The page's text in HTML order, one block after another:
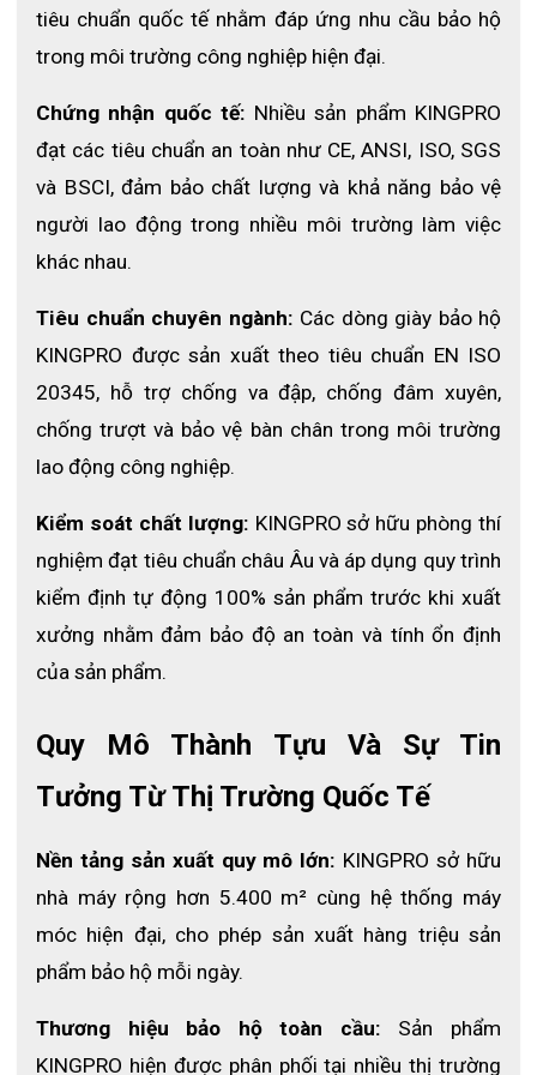
Kháng lực thông khí: 100 Pa
Chất liệu mũ chụp: Vải thoáng khí, tạo sự thoải mái tối đa
Thời gian làm việc: Trên 6 giờ liên tục
Tái sử dụng: Lên tới 300 lần
Thông số kỹ thuật
Ưu Điểm Nổi Bật Của KING PRO
DustMaster KPD-001
Hệ thống lọc hiệu quả cao:
Thiết kế thông minh:Gọn nhẹ, mềm mại, tạo cảm giác dễ
chịu khi đeo lâu dài.
Bảo vệ toàn diện:Kín khít, bảo vệ đường hô hấp và vùng
Dễ dàng điều chỉnh: Phù hợp với nhiều kích thước khuôn
mặt, tăng hiệu quả bảo hộ.
Công nghệ cấp khí thông minh:Giúp duy trì lưu lượng
không khí sạch ổn định, giảm cảm giác bí bách khi làm việc.
Mặt nạ phòng độc KING PRO DustMaster PAPR KPD-001 được
sử dụng rộng rãi trong các ngành:
tiêu chuẩn quốc tế nhằm đáp ứng nhu cầu bảo hộ
trong môi trường công nghiệp hiện đại.
Chứng nhận quốc tế: Nhiều sản phẩm KINGPRO
đạt các tiêu chuẩn an toàn như CE, ANSI, ISO, SGS
và BSCI, đảm bảo chất lượng và khả năng bảo vệ
người lao động trong nhiều môi trường làm việc
khác nhau.
Tiêu chuẩn chuyên ngành: Các dòng giày bảo hộ
KINGPRO được sản xuất theo tiêu chuẩn EN ISO
20345, hỗ trợ chống va đập, chống đâm xuyên,
chống trượt và bảo vệ bàn chân trong môi trường
lao động công nghiệp.
Kiểm soát chất lượng: KINGPRO sở hữu phòng thí
nghiệm đạt tiêu chuẩn châu Âu và áp dụng quy trình
kiểm định tự động 100% sản phẩm trước khi xuất
xưởng nhằm đảm bảo độ an toàn và tính ổn định
của sản phẩm.
Quy Mô Thành Tựu Và Sự Tin
Tưởng Từ Thị Trường Quốc Tế
Nền tảng sản xuất quy mô lớn: KINGPRO sở hữu
nhà máy rộng hơn 5.400 m² cùng hệ thống máy
móc hiện đại, cho phép sản xuất hàng triệu sản
phẩm bảo hộ mỗi ngày.
Thương hiệu bảo hộ toàn cầu: Sản phẩm
KINGPRO hiện được phân phối tại nhiều thị trường